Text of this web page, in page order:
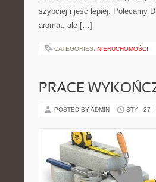
szybciej i jeść lepiej. Polecamy
aromat, ale […]
CATEGORIES: NIERUCHOMOŚCI
PRACE
POSTED BY ADMIN STY - 27 -